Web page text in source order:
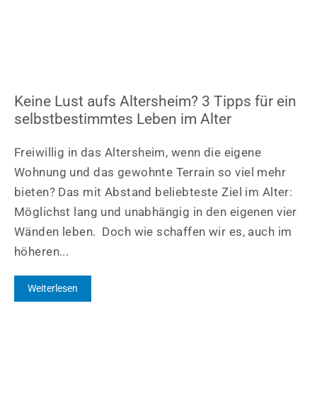
Keine Lust aufs Altersheim? 3 Tipps für ein
selbstbestimmtes Leben im Alter
Freiwillig in das Altersheim, wenn die eigene
Wohnung und das gewohnte Terrain so viel mehr
bieten? Das mit Abstand beliebteste Ziel im Alter:
Möglichst lang und unabhängig in den eigenen vier
Wänden leben. Doch wie schaffen wir es, auch im
höheren...
Weiterlesen